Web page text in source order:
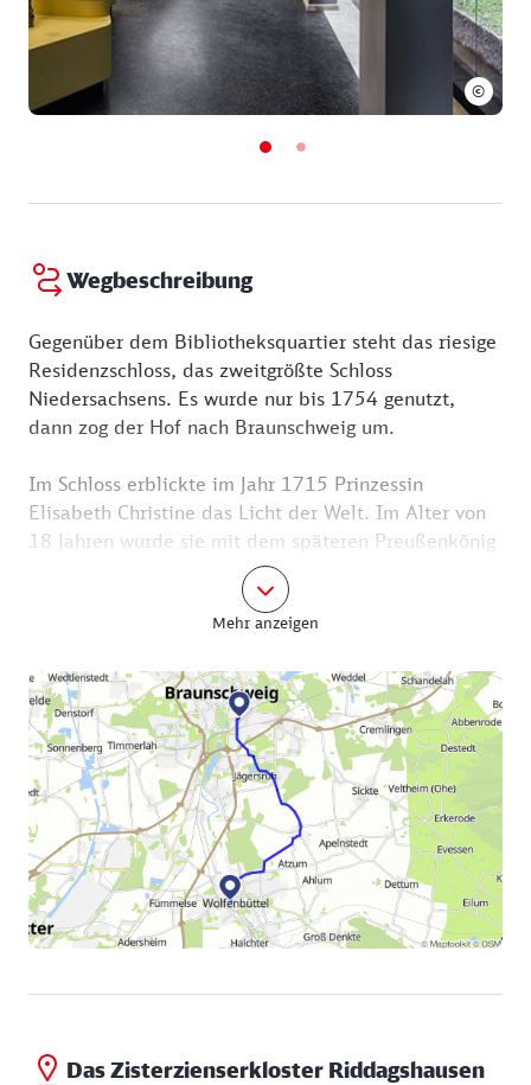
©
Wegbeschreibung
Gegenüber dem Bibliotheksquartier steht das riesige
Residenzschloss, das zweitgrößte Schloss
Niedersachsens. Es wurde nur bis 1754 genutzt,
dann zog der Hof nach Braunschweig um.
Im Schloss erblickte im Jahr 1715 Prinzessin
Elisabeth Christine das Licht der Welt. Im Alter von
18 Jahren wurde sie mit dem späteren Preußenkönig
Friedrich II. verheiratet und musste kurz darauf das
Leben einer verstoßenen Ehefrau führen.
Repräsentationsräume bilden das Herzstück des
heutigen Museums im Schloss. (Schloßplatz 13,
38304 Wolfenbüttel, Tel. 05331 92460,
museumwolfenbuettel.de)
Weiter geht es nicht direkt über Braunschweig,
sondern Sie machen einen kleinen Abstecher über
Riddagshausen. Die 16 Kilometer lange Strecke führt
größtenteils durch schattigen Wald in diesen
dörflichen Ortsteil östlich von Braunschweig.
errichteten historischen Bauernhäuser.
Mehr anzeigen
Das Zisterzienserkloster Riddagshausen